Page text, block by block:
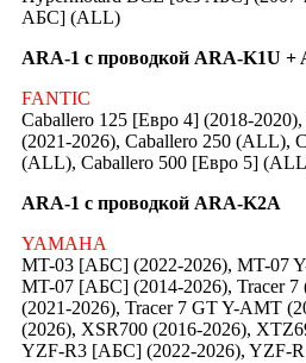
АБС] (ALL)
ARA-1 с проводкой ARA-K1U +
FANTIC
Caballero 125 [Евро 4] (2018-
(2021-2026), Caballero 250 (ALL),
(ALL), Caballero 500 [Евро 5]
ARA-1 с проводкой ARA-K2A
YAMAHA
MT-03 [АБС] (2022-2026), MT-07
MT-07 [АБС] (2014-2026), Tracer 7
(2021-2026), Tracer 7 GT Y-AMT
(2026), XSR700 (2016-2026),
YZF-R3 [АБС] (2022-2026), YZF-